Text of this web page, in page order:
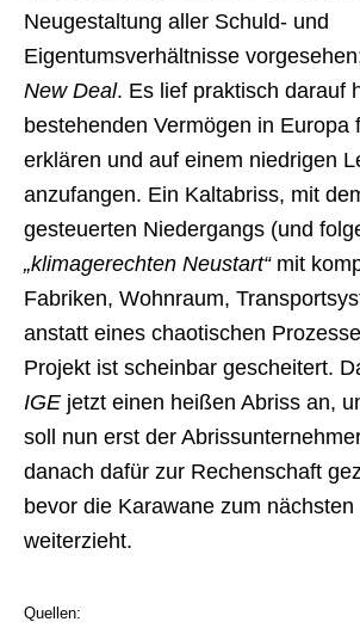
Neugestaltung aller Schuld- und
Eigentumsverhältnisse
New Deal. Es lief praktisch darauf
bestehenden Vermögen in Europa
erklären und auf einem niedrigen
anzufangen. Ein Kaltabriss, mit
gesteuerten Niedergangs (und
„klimagerechten Neustart“mit
Fabriken, Wohnraum,
anstatt eines chaotischen
Projekt ist scheinbar gescheitert.
IGE jetzt einen heißen Abriss an,
soll nun erst der
danach dafür zur Rechenschaft
bevor die Karawane zum
weiterzieht.
Quellen: